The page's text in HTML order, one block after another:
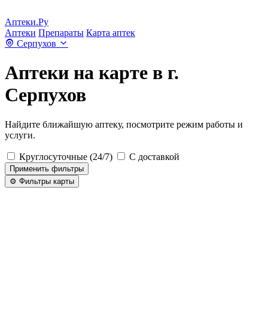
Аптеки.Ру
Аптеки Препараты Карта аптек
Серпухов
Аптеки на карте в г.
Серпухов
Найдите ближайшую аптеку, посмотрите режим работы и
услуги.
Круглосуточные (24/7) С доставкой
Применить фильтры
⚙️ Фильтры карты